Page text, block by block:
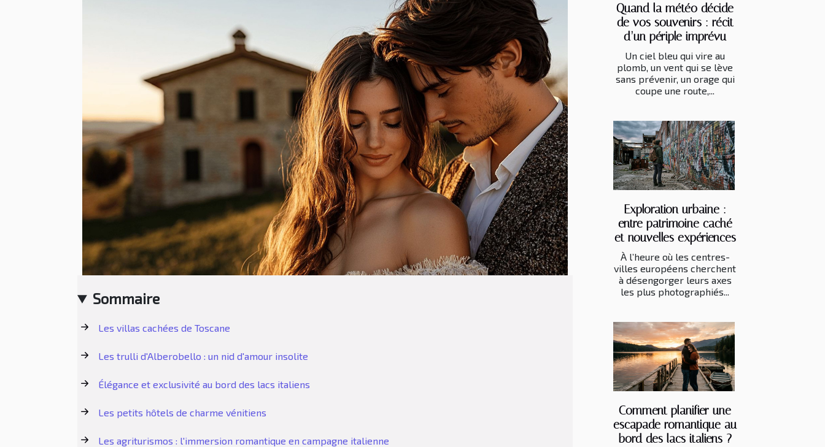
Sommaire
Les villas cachées de Toscane
Les trulli d'Alberobello : un nid d'amour insolite
Élégance et exclusivité au bord des lacs italiens
Les petits hôtels de charme vénitiens
Les agriturismos : l'immersion romantique en campagne italienne
Quand la météo décide
de vos souvenirs : récit
d’un périple imprévu
Un ciel bleu qui vire au
plomb, un vent qui se lève
sans prévenir, un orage qui
coupe une route,...
Exploration urbaine :
entre patrimoine caché
et nouvelles expériences
À l’heure où les centres-
villes européens cherchent
à désengorger leurs axes
les plus photographiés...
Comment planifier une
escapade romantique au
bord des lacs italiens ?